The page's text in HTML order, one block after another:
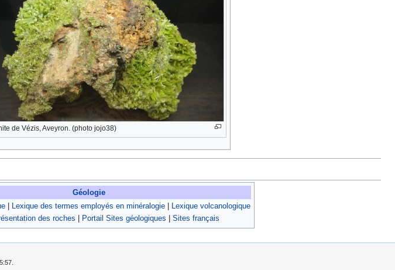
de Vézis, Aveyron. (photo jojo38)
Géologie
Lexique des termes employés en minéralogie
Lexique volcanologique
des roches
Portail Sites géologiques Sites français